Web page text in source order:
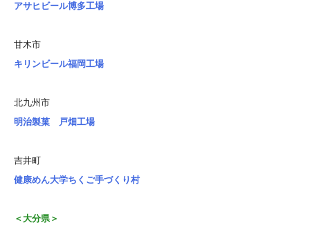
アサヒビール博多工場
甘木市
キリンビール福岡工場
北九州市
明治製菓 戸畑工場
吉井町
健康めん大学ちくご手づくり村
＜大分県＞